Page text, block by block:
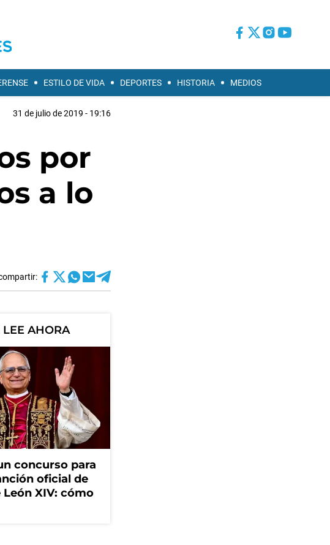
ESTILO DE VIDA DEPORTES HISTORIA MEDIOS
31 de julio de 2019 - 19:16
por
a lo
LEE AHORA
concurso para
oficial de
León XIV: cómo